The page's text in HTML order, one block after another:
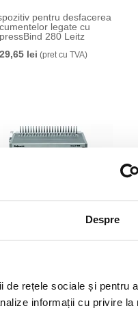
Despre
de rețele sociale și pentru
informații cu privire la
pentru desfacerea
legate cu
280 Leitz
lei (pret cu TVA)